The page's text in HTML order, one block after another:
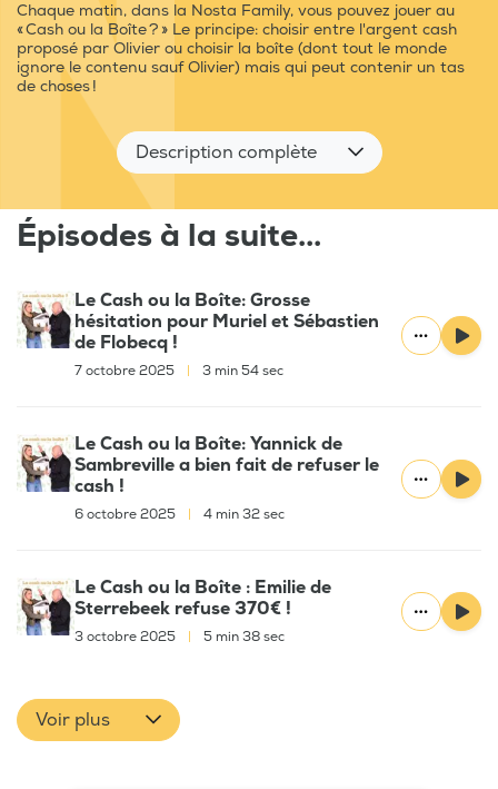
Chaque matin, dans la Nosta Family, vous pouvez jouer au
« Cash ou la Boîte ? » Le principe: choisir entre l'argent cash
proposé par Olivier ou choisir la boîte (dont tout le monde
ignore le contenu sauf Olivier) mais qui peut contenir un tas
de choses !
Description complète
Épisodes à la suite...
Le Cash ou la Boîte: Grosse
hésitation pour Muriel et Sébastien
de Flobecq !
7 octobre 2025 3 min 54 sec
Le Cash ou la Boîte: Yannick de
Sambreville a bien fait de refuser le
cash !
6 octobre 2025 4 min 32 sec
Le Cash ou la Boîte : Emilie de
Sterrebeek refuse 370€ !
3 octobre 2025 5 min 38 sec
Voir plus